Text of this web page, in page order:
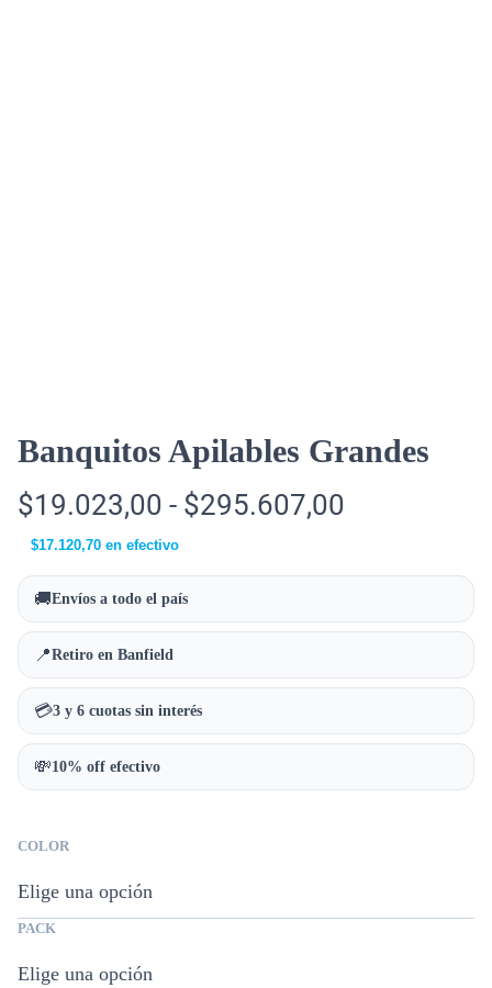
Banquitos Apilables Grandes
$19.023,00 - $295.607,00
$17.120,70 en efectivo
🚚Envíos a todo el país
📍Retiro en Banfield
💳3 y 6 cuotas sin interés
💸10% off efectivo
COLOR
PACK